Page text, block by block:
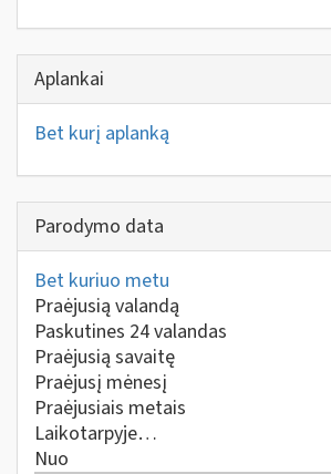
Aplankai
Bet kurį aplanką
Parodymo data
Bet kuriuo metu
Praėjusią valandą
Paskutines 24 valandas
Praėjusią savaitę
Praėjusį mėnesį
Praėjusiais metais
Laikotarpyje…
Nuo